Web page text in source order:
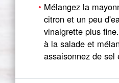
Mélangez la
citron et un peu
vinaigrette plus
à la salade et
assaisonnez de sel